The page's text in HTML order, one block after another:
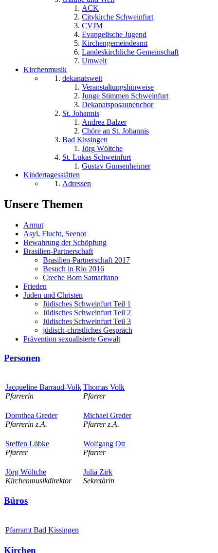
ACK
Citykirche Schweinfurt
CVJM
Evangelische Jugend
Kirchengemeindeamt
Landeskirchliche Gemeinschaft
Umwelt
Kirchenmusik
dekanatsweit
Veranstaltungshinweise
Junge Stimmen Schweinfurt
Dekanatsposaunenchor
St. Johannis
Andrea Balzer
Chöre an St. Johannis
Bad Kissingen
Jörg Wöltche
St. Lukas Schweinfurt
Gustav Gunsenheimer
Kindertagesstätten
Adressen
Unsere Themen
Armut
Asyl, Flucht, Seenot
Bewahrung der Schöpfung
Brasilien-Partnerschaft
Brasilien-Partnerschaft 2017
Besuch in Rio 2016
Creche Bom Samaritano
Frieden
Juden und Christen
Jüdisches Schweinfurt Teil 1
Jüdisches Schweinfurt Teil 2
Jüdisches Schweinfurt Teil 3
jüdisch-christliches Gespräch
Prävention sexualisierte Gewalt
Personen
Jacqueline Barraud-Volk
Pfarrerin
Thomas Volk
Pfarrer
Dorothea Greder
Pfarrerin z.A.
Michael Greder
Pfarrer z.A.
Steffen Lübke
Pfarrer
Wolfgang Ott
Pfarrer
Jörg Wöltche
Kirchenmusikdirektor
Julia Zirk
Sekretärin
Büros
Pfarramt Bad Kissingen
Kirchen